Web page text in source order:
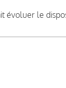
évoluer le